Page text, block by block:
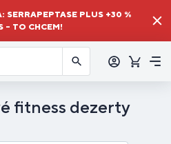
PLUS +30 %
– TO CHCEM!
sa
Košík
fitness dezerty